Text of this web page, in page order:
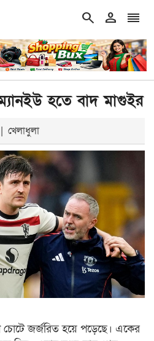
search person reorder
যাবে না, যাতে ফ্যাসিবাদের
হতে বাদ মাগুইর
খেলাধুলা
জর্জরিত হয়ে পড়েছে। একের